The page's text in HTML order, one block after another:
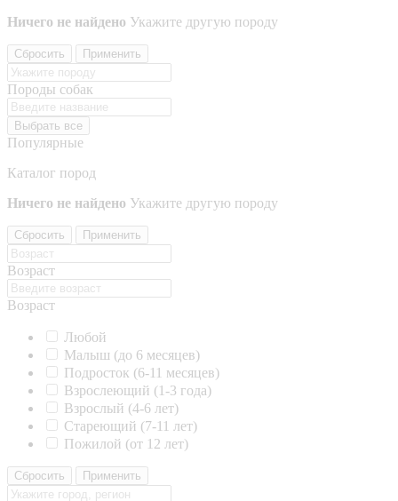
Ничего не найдено Укажите другую породу
Сбросить Применить
Породы собак
Выбрать все
Популярные
Каталог пород
Ничего не найдено Укажите другую породу
Сбросить Применить
Возраст
Возраст
Любой
Малыш (до 6 месяцев)
Подросток (6-11 месяцев)
Взрослеющий (1-3 года)
Взрослый (4-6 лет)
Стареющий (7-11 лет)
Пожилой (от 12 лет)
Сбросить Применить